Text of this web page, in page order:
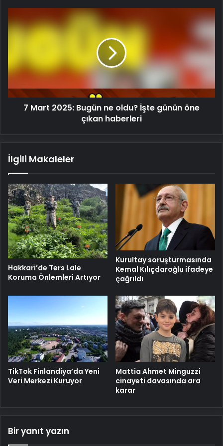
Mart
2025:
oldu?
İşte
öne
7 Mart 2025: Bugün ne oldu? İşte günün öne
çıkan haberleri
İlgili Makaleler
Hakkari’de Ters Lale
Koruma Önlemleri Artıyor
Kurultay soruşturmasında
Kemal Kılıçdaroğlu ifadeye
çağrıldı
TikTok Finlandiya’da Yeni
Veri Merkezi Kuruyor
Mattia Ahmet Minguzzi
cinayeti davasında ara
karar
Bir yanıt yazın